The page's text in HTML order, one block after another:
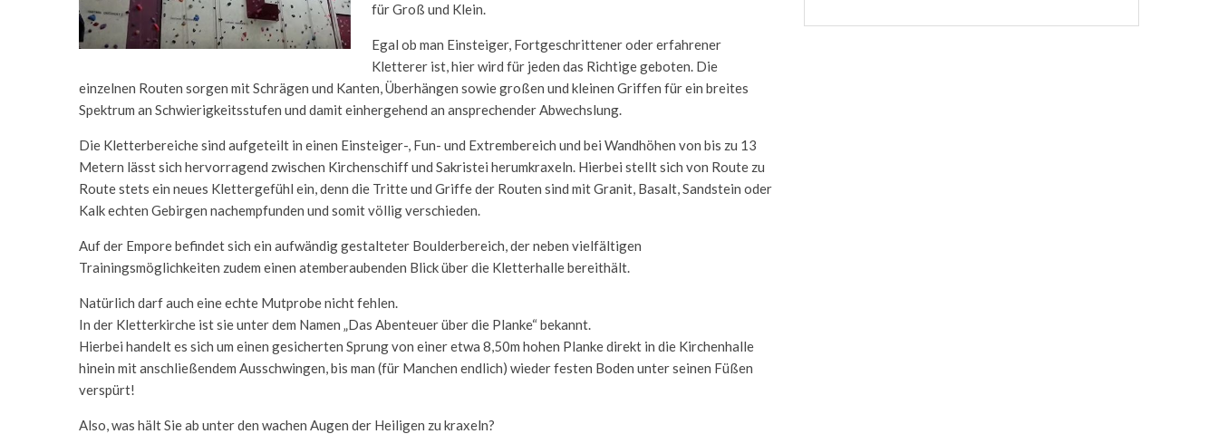
für Groß und Klein.
Egal ob man Einsteiger, Fortgeschrittener oder erfahrener
Kletterer ist, hier wird für jeden das Richtige geboten. Die
einzelnen Routen sorgen mit Schrägen und Kanten, Überhängen sowie großen und kleinen Griffen für ein breites
Spektrum an Schwierigkeitsstufen und damit einhergehend an ansprechender Abwechslung.
Die Kletterbereiche sind aufgeteilt in einen Einsteiger-, Fun- und Extrembereich und bei Wandhöhen von bis zu 13
Metern lässt sich hervorragend zwischen Kirchenschiff und Sakristei herumkraxeln. Hierbei stellt sich von Route zu
Route stets ein neues Klettergefühl ein, denn die Tritte und Griffe der Routen sind mit Granit, Basalt, Sandstein oder
Kalk echten Gebirgen nachempfunden und somit völlig verschieden.
Auf der Empore befindet sich ein aufwändig gestalteter Boulderbereich, der neben vielfältigen
Trainingsmöglichkeiten zudem einen atemberaubenden Blick über die Kletterhalle bereithält.
Natürlich darf auch eine echte Mutprobe nicht fehlen.
In der Kletterkirche ist sie unter dem Namen „Das Abenteuer über die Planke“ bekannt.
Hierbei handelt es sich um einen gesicherten Sprung von einer etwa 8,50m hohen Planke direkt in die Kirchenhalle
hinein mit anschließendem Ausschwingen, bis man (für Manchen endlich) wieder festen Boden unter seinen Füßen
verspürt!
Also, was hält Sie ab unter den wachen Augen der Heiligen zu kraxeln?